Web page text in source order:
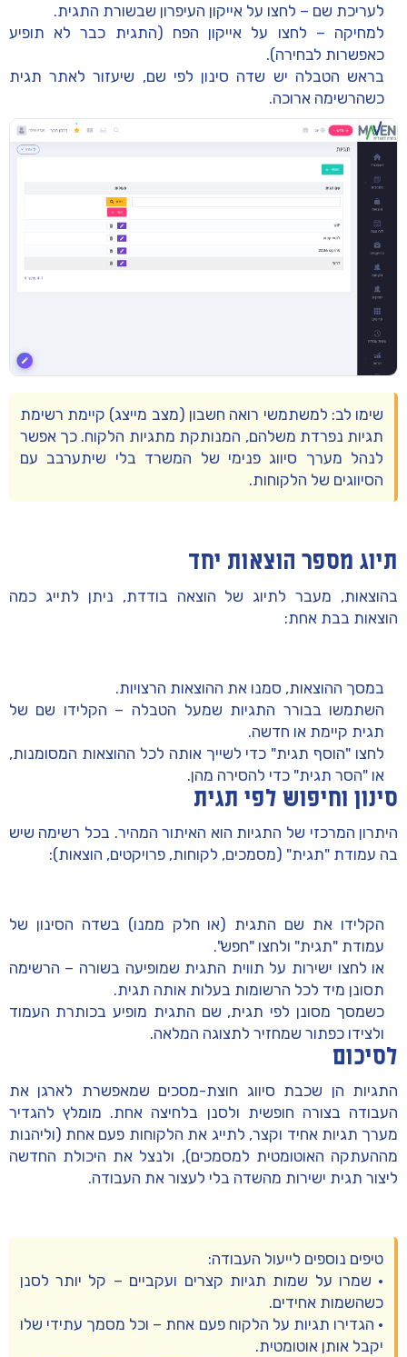
לעריכת שם – לחצו על אייקון העיפרון שבשורת התגית.
למחיקה – לחצו על אייקון הפח (התגית כבר לא תופיע
כאפשרות לבחירה).
בראש הטבלה יש שדה סינון לפי שם, שיעזור לאתר תגית
כשהרשימה ארוכה.
שימו לב: למשתמשי רואה חשבון (מצב מייצג) קיימת רשימת
תגיות נפרדת משלהם, המנותקת מתגיות הלקוח. כך אפשר
לנהל מערך סיווג פנימי של המשרד בלי שיתערבב עם
הסיווגים של הלקוחות.
תיוג מספר הוצאות יחד
בהוצאות, מעבר לתיוג של הוצאה בודדת, ניתן לתייגכמה
הוצאות בבת אחת:
במסך ההוצאות, סמנו את ההוצאות הרצויות.
השתמשו בבורר התגיות שמעל הטבלה – הקלידו שם של
תגית קיימת או חדשה.
לחצו "הוסף תגית" כדי לשייך אותה לכל ההוצאות המסומנות,
או "הסר תגית" כדי להסירה מהן.
סינון וחיפוש לפי תגית
היתרון המרכזי של התגיות הוא האיתור המהיר. בכל רשימה שיש
בה עמודת "תגית" (מסמכים, לקוחות, פרויקטים, הוצאות):
הקלידו את שם התגית (או חלק ממנו) בשדה הסינון של
עמודת "תגית" ולחצו "חפש".
או לחצו ישירות על תווית התגית שמופיעה בשורה – הרשימה
תסונן מיד לכל הרשומות בעלות אותה תגית.
כשמסך מסונן לפי תגית, שם התגית מופיע בכותרת העמוד
ולצידו כפתור שמחזיר לתצוגה המלאה.
לסיכום
התגיות הן שכבת סיווג חוצת-מסכים שמאפשרת לארגן את
העבודה בצורה חופשית ולסנן בלחיצה אחת. מומלץ להגדיר
מערך תגיות אחיד וקצר, לתייג את הלקוחות פעם אחת (וליהנות
מההעתקה האוטומטית למסמכים), ולנצל את היכולת החדשה
ליצור תגית ישירות מהשדה בלי לעצור את העבודה.
טיפים נוספים לייעול העבודה:
• שמרו על שמות תגיות קצרים ועקביים – קל יותר לסנן
כשהשמות אחידים.
• הגדירו תגיות על הלקוח פעם אחת – וכל מסמך עתידי שלו
יקבל אותן אוטומטית.